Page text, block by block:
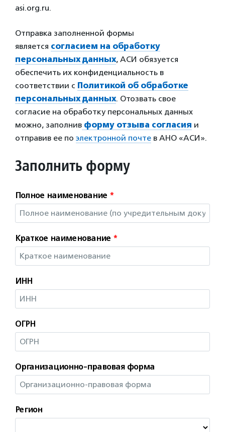
asi.org.ru.
Отправка заполненной формы
является согласием на обработку
персональных данных, АСИ обязуется
обеспечить их конфиденциальность в
соответствии с Политикой об обработке
персональных данных. Отозвать свое
согласие на обработку персональных данных
можно, заполнив форму отзыва согласия и
отправив ее по электронной почте в АНО «АСИ».
Заполнить форму
Полное наименование *
Краткое наименование *
ИНН
ОГРН
Организационно-правовая форма
Регион